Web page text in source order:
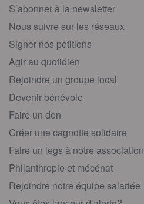
S’abonner à la newsletter
Nous suivre sur les réseaux
Signer nos pétitions
Agir au quotidien
Rejoindre un groupe local
Devenir bénévole
Faire un don
Créer une cagnotte solidaire
Faire un legs à notre association
Philanthropie et mécénat
Rejoindre notre équipe salariée